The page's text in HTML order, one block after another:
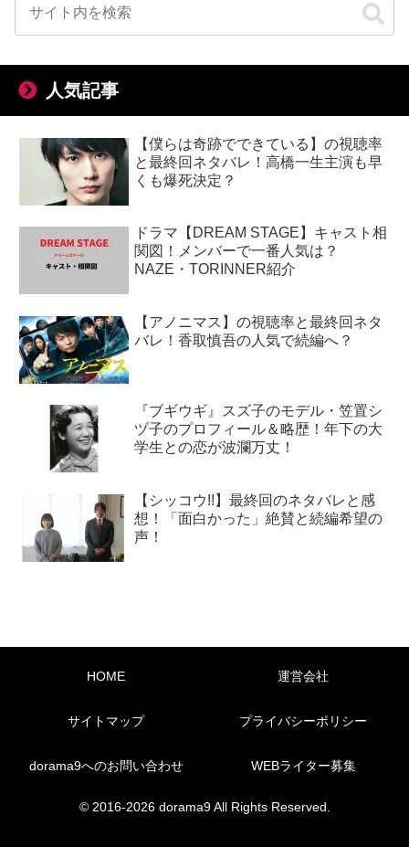
人気記事
【僕らは奇跡でできている】の視聴率
と最終回ネタバレ！高橋一生主演も早
くも爆死決定？
ドラマ【DREAM STAGE】キャスト相
関図！メンバーで一番人気は？
NAZE・TORINNER紹介
【アノニマス】の視聴率と最終回ネタ
バレ！香取慎吾の人気で続編へ？
『ブギウギ』スズ子のモデル・笠置シ
ヅ子のプロフィール＆略歴！年下の大
学生との恋が波瀾万丈！
【シッコウ!!】最終回のネタバレと感
想！「面白かった」絶賛と続編希望の
声！
HOME 運営会社
サイトマップ プライバシーポリシー
dorama9へのお問い合わせ WEBライター募集
© 2016-2026 dorama9 All Rights Reserved.